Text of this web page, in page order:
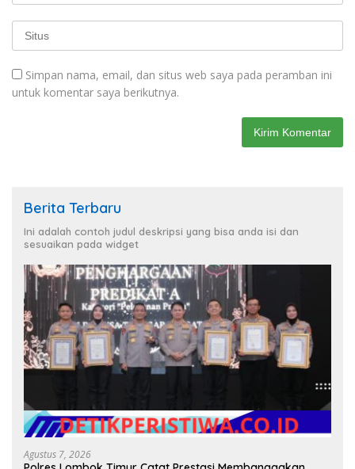
Simpan nama, email, dan situs web saya pada peramban ini
untuk komentar saya berikutnya.
Berita Terbaru
Ini adalah contoh judul deskripsi yang bisa anda isi dan
sesuaikan pada widget
Agustus 7, 2026